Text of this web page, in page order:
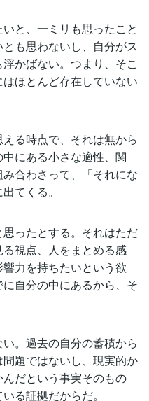
と、一ミリも思ったこと
も思わないし、自分がス
かばない。つまり、そこ
ほとんど存在していない
る時点で、それは無から
にある小さな適性、関
合わさって、「それにな
てくる。
ったとする。それはただ
視点、人をまとめる感
力を持ちたいという欲
自分の中にあるから、そ
。過去の自分の蓄積から
題ではないし、現実的か
だという事実そのもの
る証拠だからだ。